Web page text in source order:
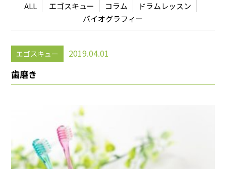
ALL エゴスキュー コラム
ドラムレッスン
バイオグラフィー
エゴスキュー 2019.04.01
歯磨き